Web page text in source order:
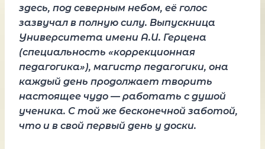
здесь, под северным небом, её голос
зазвучал в полную силу. Выпускница
Университета имени А.И. Герцена
(специальность «коррекционная
педагогика»), магистр педагогики, она
каждый день продолжает творить
настоящее чудо — работать с душой
ученика. С той же бесконечной заботой,
что и в свой первый день у доски.